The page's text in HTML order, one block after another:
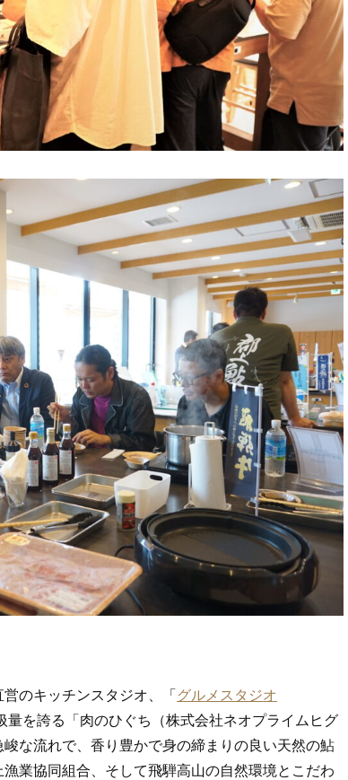
のキッチンスタジオ、「 グルメスタジオ
量を誇る「肉のひぐち（株式会社ネオプライムヒグ
な流れで、香り豊かで身の締まりの良い天然の鮎
業協同組合、そして飛騨高山の自然環境とこだわ